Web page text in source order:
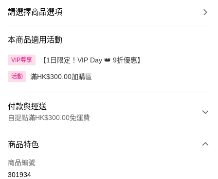
請選擇商品選項
本商品適用活動
VIP尊享 【1日限定！VIP Day 👑 9折優惠】
活動 滿HK$300.00加購區
付款與運送
自提點滿HK$300.00免運費
信用卡
Apple Pay
商品特色
商品編號
301934